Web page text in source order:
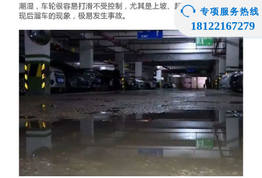
专项服务热线
18122167279